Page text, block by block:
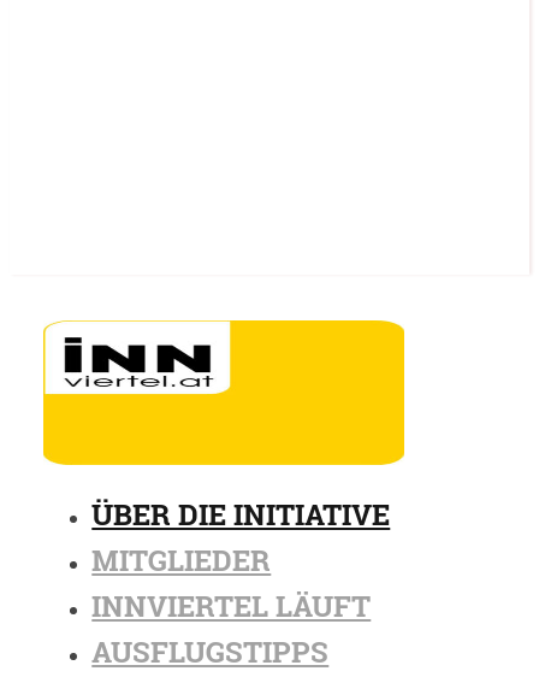
ÜBER DIE INITIATIVE
MITGLIEDER
INNVIERTEL LÄUFT
AUSFLUGSTIPPS